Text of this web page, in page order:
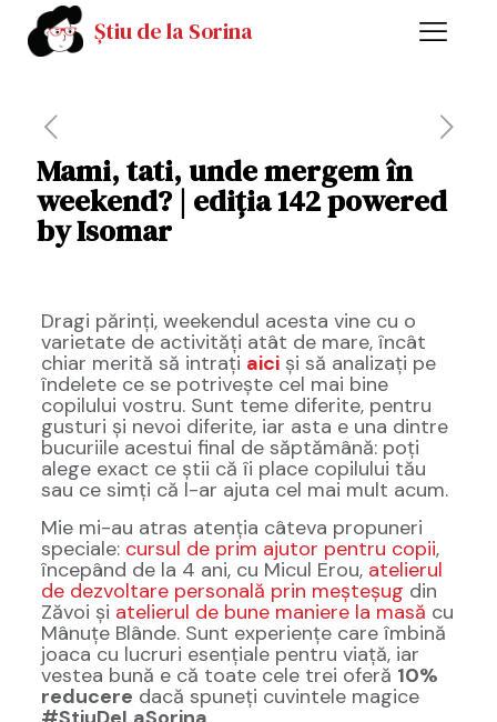
Știu de la Sorina
Mami, tati, unde mergem în
weekend? | ediția 142 powered
by Isomar
Dragi părinți, weekendul acesta vine cu o
varietate de activități atât de mare, încât
chiar merită să intrați aiciși să analizați pe
îndelete ce se potrivește cel mai bine
copilului vostru. Sunt teme diferite, pentru
gusturi și nevoi diferite, iar asta e una dintre
bucuriile acestui final de săptămână: poți
alege exact ce știi că îi place copilului tău
sau ce simți că l-ar ajuta cel mai mult acum.
Mie mi-au atras atenția câteva propuneri
speciale: cursul de prim ajutor pentru copii,
începând de la 4 ani, cu Micul Erou, atelierul
de dezvoltare personală prin meșteșug din
Zăvoi și atelierul de bune maniere la masă cu
Mânuțe Blânde. Sunt experiențe care îmbină
joaca cu lucruri esențiale pentru viață, iar
vestea bună e că toate cele trei oferă 10%
reducere dacă spuneți cuvintele magice